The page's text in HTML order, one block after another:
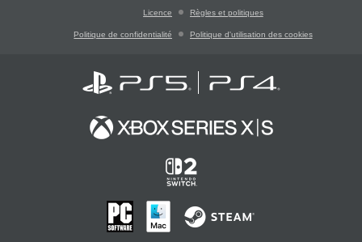
Licence Règles et politiques
Politique de confidentialité Politique d'utilisation des cookies